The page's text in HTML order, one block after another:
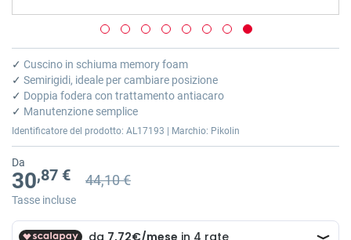
Vai
all'inizio
della
galleria
di
immagini
✓ Cuscino in schiuma memory foam
✓ Semirigidi, ideale per cambiare posizione
✓ Doppia fodera con trattamento antiacaro
✓ Manutenzione semplice
Identificatore del prodotto: AL17193 | Marchio: Pikolin
Da
30,87 € Prezzo precedente
Prezzo precedente 44,10 €
44,10 €
Tasse incluse